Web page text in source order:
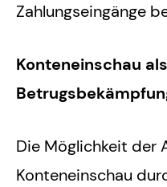
Zahlungseingänge
Konteneinschau
Die Möglichkeit der
Konteneinschau